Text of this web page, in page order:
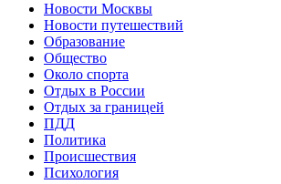
Новости Москвы
Новости путешествий
Образование
Общество
Около спорта
Отдых в России
Отдых за границей
ПДД
Политика
Происшествия
Психология